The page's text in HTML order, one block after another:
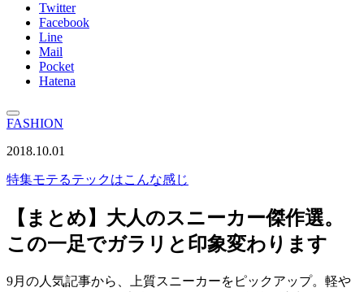
Twitter
Facebook
Line
Mail
Pocket
Hatena
FASHION
2018.10.01
特集モテるテックはこんな感じ
【まとめ】大人のスニーカー傑作選。
この一足でガラリと印象変わります
9月の人気記事から、上質スニーカーをピックアップ。軽や